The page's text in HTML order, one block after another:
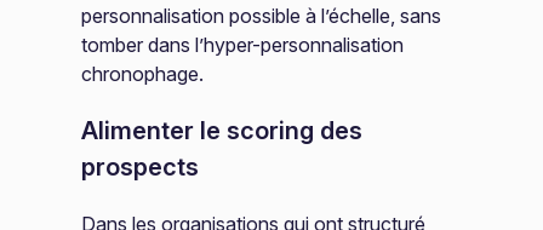
personnalisation possible à l’échelle, sans
tomber dans l’hyper-personnalisation
chronophage.
Alimenter le scoring des
prospects
Dans les organisations qui ont structuré